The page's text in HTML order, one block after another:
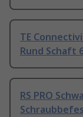
TE
Rund Schaft
RS PRO